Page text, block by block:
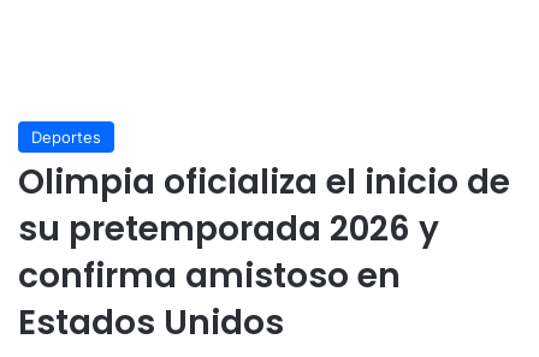
Deportes
Olimpia oficializa el inicio de
su pretemporada 2026 y
confirma amistoso en
Estados Unidos